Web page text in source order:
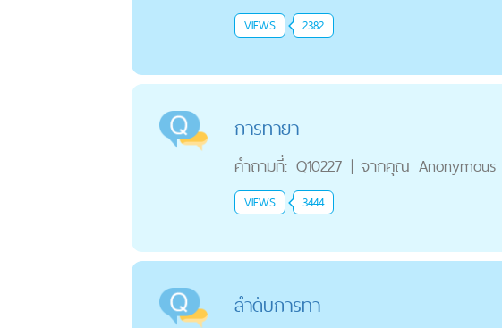
VIEWS 2382
การทายา
คำถามที่: Q10227 | จากคุณ Anonymous
VIEWS 3444
ลำดับการทา